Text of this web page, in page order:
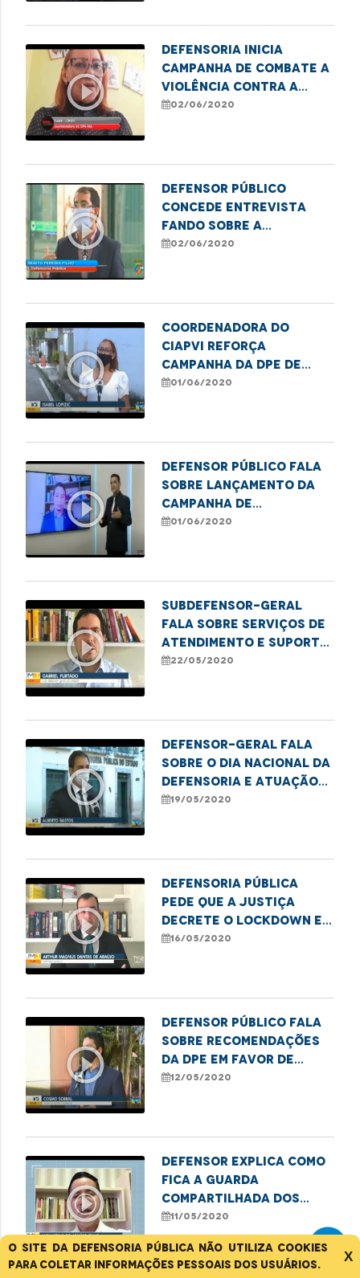
O site da Defensoria Pública não utiliza cookies
para coletar informações pessoais dos usuários.
X
play_circle_outline
Defensoria inicia
Campanha de Combate a
Violência Contra a
Pessoa Idosa
02/06/2020
play_circle_outline
Defensor público
concede entrevista
fando sobre a
Campanha de Combate a
02/06/2020
play_circle_outline
Coordenadora do
Ciapvi reforça
campanha da DPE de
conscientização da
01/06/2020
play_circle_outline
Defensor público fala
sobre lançamento da
campanha de
conscientização da
01/06/2020
play_circle_outline
Subdefensor-geral
fala sobre serviços de
atendimento e suporte
a saúde mental da
22/05/2020
play_circle_outline
Defensor-geral fala
sobre o Dia Nacional da
Defensoria e atuação
da instituição durante
19/05/2020
play_circle_outline
Defensoria Pública
pede que a Justiça
decrete o lockdown em
Imperatriz
16/05/2020
play_circle_outline
Defensor público fala
sobre recomendações
da DPE em favor de
idosos e PCD durante a
12/05/2020
play_circle_outline
Defensor explica como
fica a Guarda
Compartilhada dos
filhos no
distanciamento social
11/05/2020